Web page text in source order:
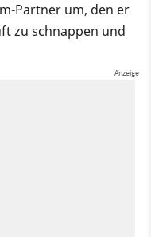
Partner um, den er
zu schnappen und